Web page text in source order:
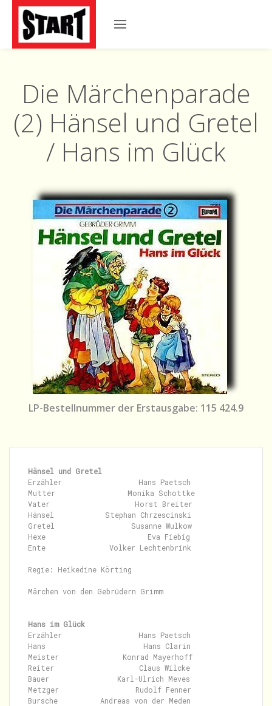
Die Märchenparade
(2) Hänsel und Gretel
/ Hans im Glück
LP-Bestellnummer der Erstausgabe: 115 424.9
Hänsel und Gretel
Erzähler                  Hans Paetsch
Mutter                 Monika Schottke
Vater                    Horst Breiter
Hänsel            Stephan Chrzescinski
Gretel                  Susanne Wulkow
Hexe                        Eva Fiebig
Ente               Volker Lechtenbrink
Regie: Heikedine Körting
Märchen von den Gebrüdern Grimm
Hans im Glück
Erzähler                  Hans Paetsch
Hans                       Hans Clarin
Meister               Konrad Mayerhoff
Reiter                    Claus Wilcke
Bauer                Karl-Ulrich Meves
Metzger                  Rudolf Fenner
Bursche          Andreas von der Meden